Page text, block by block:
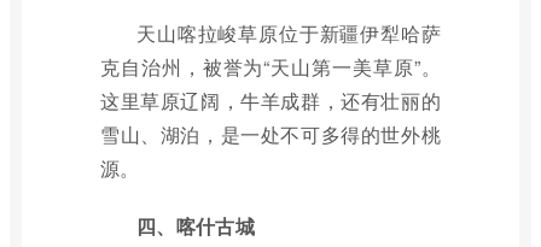
天山喀拉峻草原位于新疆伊犁哈萨
克自治州，被誉为“天山第一美草原”。
这里草原辽阔，牛羊成群，还有壮丽的
雪山、湖泊，是一处不可多得的世外桃
源。
四、喀什古城